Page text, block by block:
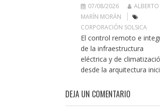
07/08/2026
ALBERTO
MARÍN MORÁN
CORPORACIÓN SOLSICA
El control remoto e
de la infraestructura
eléctrica y de
desde la arquitectura
DEJA UN COMENTARIO